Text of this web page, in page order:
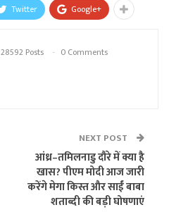
Twitter Google+
28592 Posts 0 Comments
NEXT POST
आंध्र–तमिलनाडु दौरे में क्या है
खास? पीएम मोदी आज जारी
करेंगे मेगा किस्त और साईं बाबा
शताब्दी की बड़ी घोषणाएं